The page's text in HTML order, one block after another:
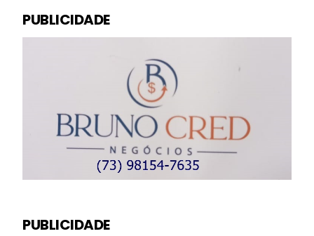
PUBLICIDADE
PUBLICIDADE